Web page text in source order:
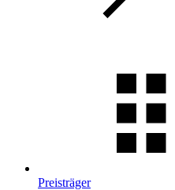
Preisträger